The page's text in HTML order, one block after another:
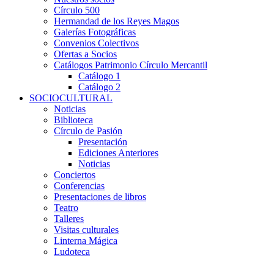
Círculo 500
Hermandad de los Reyes Magos
Galerías Fotográficas
Convenios Colectivos
Ofertas a Socios
Catálogos Patrimonio Círculo Mercantil
Catálogo 1
Catálogo 2
SOCIOCULTURAL
Noticias
Biblioteca
Círculo de Pasión
Presentación
Ediciones Anteriores
Noticias
Conciertos
Conferencias
Presentaciones de libros
Teatro
Talleres
Visitas culturales
Linterna Mágica
Ludoteca